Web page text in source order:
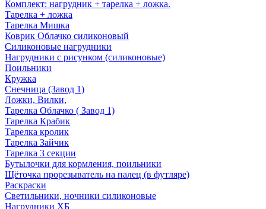
Комплект: нагрудник + тарелка + ложка.
Тарелка + ложка
Тарелка Мишка
Коврик Облачко силиконовый
Силиконовые нагрудники
Нагрудники с рисунком (силиконовые)
Поильники
Кружка
Снечница (Завод 1)
Ложки, Вилки,
Тарелка Облачко ( Завод 1)
Тарелка Крабик
Тарелка кролик
Тарелка Зайчик
Тарелка 3 секции
Бутылочки для кормления, поильники
Щёточка прорезыватель на палец (в футляре)
Раскраски
Светильники, ночники силиконовые
Нагрудники ХБ